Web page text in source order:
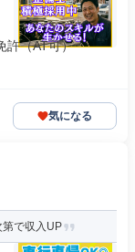
許（AT可）
気になる
第で収入UP